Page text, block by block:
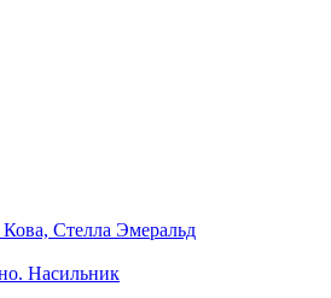
Стелла Эмеральд
Насильник